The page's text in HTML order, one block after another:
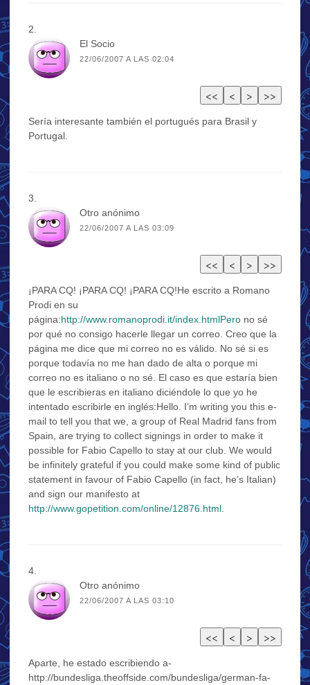
El Socio
22/06/2007 A LAS 02:04
Sería interesante también el portugués para Brasil y
Portugal.
Otro anónimo
22/06/2007 A LAS 03:09
¡PARA CQ! ¡PARA CQ! ¡PARA CQ!He escrito a Romano
Prodi en su
página:http://www.romanoprodi.it/index.htmlPero no sé
por qué no consigo hacerle llegar un correo. Creo que la
página me dice que mi correo no es válido. No sé si es
porque todavía no me han dado de alta o porque mi
correo no es italiano o no sé. El caso es que estaría bien
que le escribieras en italiano diciéndole lo que yo he
intentado escribirle en inglés:Hello. I’m writing you this e-
mail to tell you that we, a group of Real Madrid fans from
Spain, are trying to collect signings in order to make it
possible for Fabio Capello to stay at our club. We would
be infinitely grateful if you could make some kind of public
statement in favour of Fabio Capello (in fact, he’s Italian)
and sign our manifesto at
http://www.gopetition.com/online/12876.html
Otro anónimo
22/06/2007 A LAS 03:10
Aparte, he estado escribiendo a-
http://bundesliga.theoffside.com/bundesliga/german-fa-